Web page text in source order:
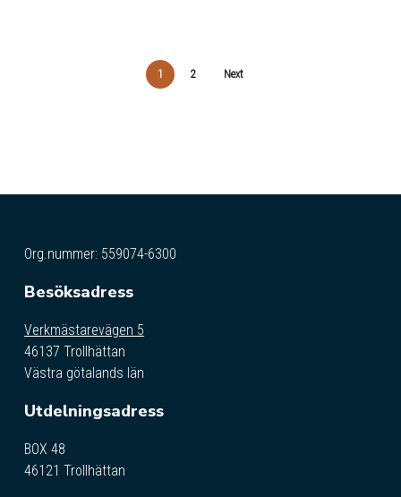
1 2 Next
Org.nummer: 559074-6300
Besöksadress
Verkmästarevägen 5
46137 Trollhättan
Västra götalands län
Utdelningsadress
BOX 48
46121 Trollhättan